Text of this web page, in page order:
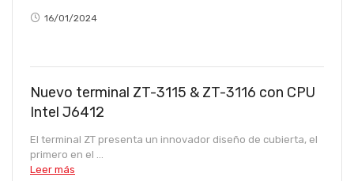
16/01/2024
Nuevo terminal ZT-3115 & ZT-3116 con CPU
Intel J6412
El terminal ZT presenta un innovador diseño de cubierta, el
primero en el ...
Leer más